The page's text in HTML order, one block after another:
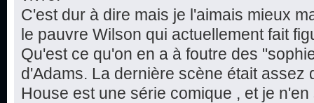
C'est dur à dire mais je l'aimais mieux
le pauvre Wilson qui actuellement fait
Qu'est ce qu'on en a à foutre des
d'Adams. La dernière scène était assez
House est une série comique , et je